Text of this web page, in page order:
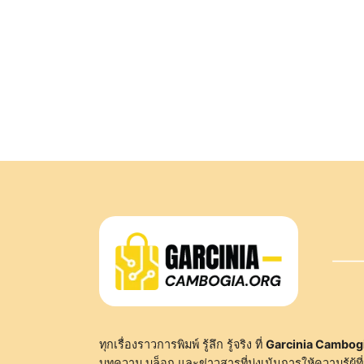
ทุกเรื่องราวการพิมพ์ รู้ลึก รู้จริง ที่ Garcinia